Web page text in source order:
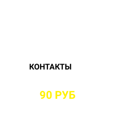
КОНТАКТЫ
90 РУБ